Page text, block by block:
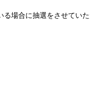
場合に抽選をさせていた